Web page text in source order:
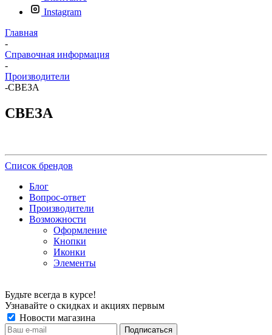
Instagram
Главная
-
Справочная информация
-
Производители
-СВЕЗА
СВЕЗА
Список брендов
Блог
Вопрос-ответ
Производители
Возможности
Оформление
Кнопки
Иконки
Элементы
Будьте всегда в курсе!
Узнавайте о скидках и акциях первым
Новости магазина